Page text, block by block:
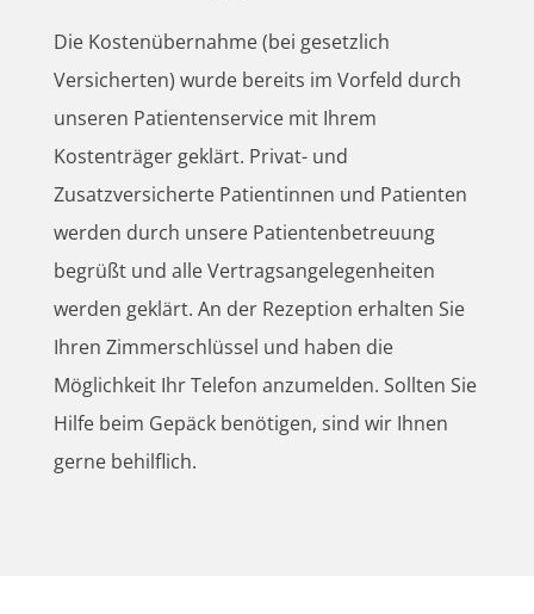
Die Kostenübernahme (bei gesetzlich
Versicherten) wurde bereits im Vorfeld durch
unseren Patientenservice mit Ihrem
Kostenträger geklärt. Privat- und
Zusatzversicherte Patientinnen und Patienten
werden durch unsere Patientenbetreuung
begrüßt und alle Vertragsangelegenheiten
werden geklärt. An der Rezeption erhalten Sie
Ihren Zimmerschlüssel und haben die
Möglichkeit Ihr Telefon anzumelden. Sollten Sie
Hilfe beim Gepäck benötigen, sind wir Ihnen
gerne behilflich.